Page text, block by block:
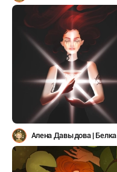
Алена Давыдова | Белка